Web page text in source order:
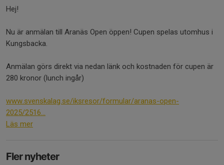
Hej!
Nu är anmälan till Aranäs Open öppen! Cupen spelas utomhus i
Kungsbacka.
Anmälan görs direkt via nedan länk och kostnaden för cupen är
280 kronor (lunch ingår)
www.svenskalag.se/iksresor/formular/aranas-open-
2025/2516...
Läs mer
Fler nyheter